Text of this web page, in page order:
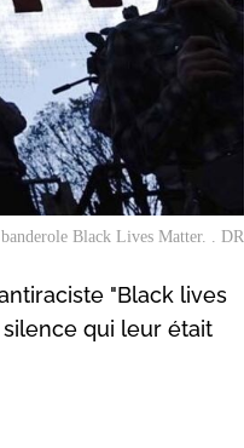
Black Lives Matter. . DR
"Black lives
qui leur était